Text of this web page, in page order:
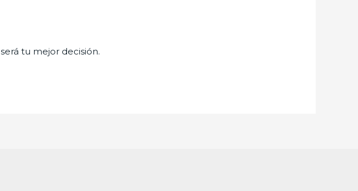
será tu mejor decisión.